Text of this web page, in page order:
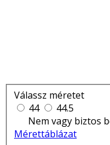
Válassz méretet
44
44.5
Nem vagy biztos
Mérettáblázat